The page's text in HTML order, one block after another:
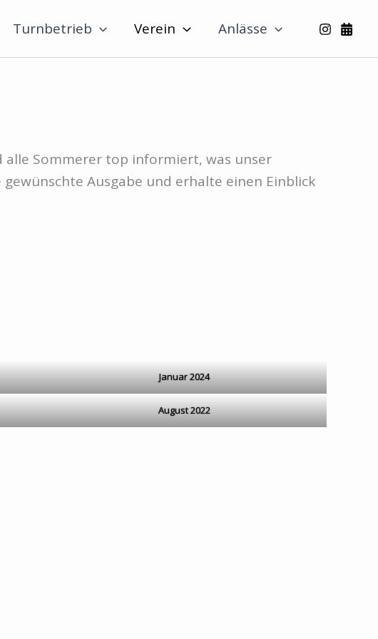
Turnbetrieb Verein Anlässe
alle Sommerer top informiert, was unser
Ausgabe und erhalte einen Einblick
Januar 2024
August 2022